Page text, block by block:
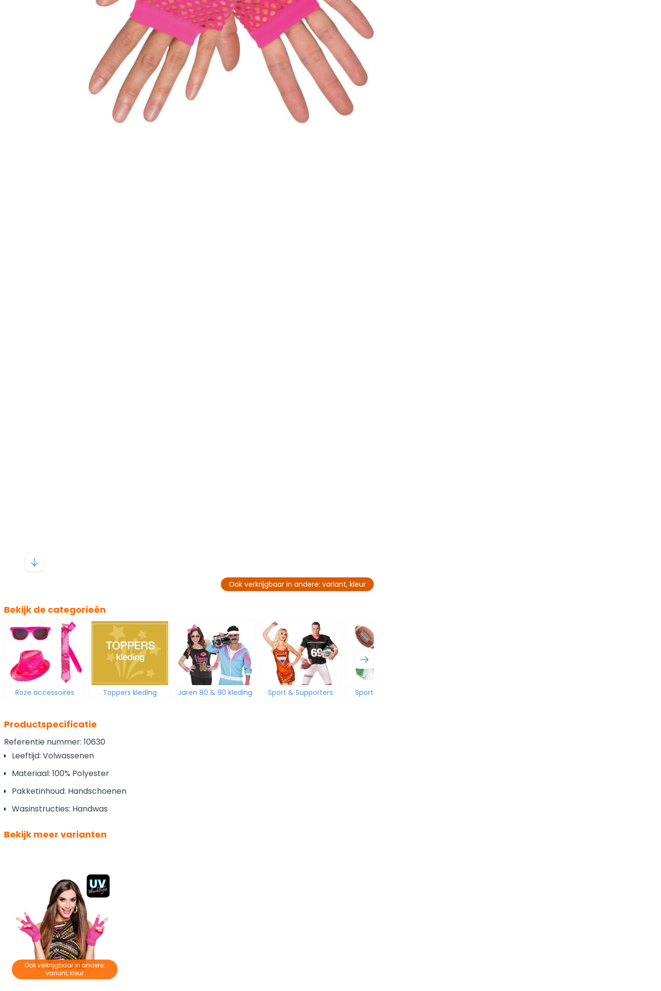
Ook verkrijgbaar in andere: variant, kleur
Bekijk de categorieën
Roze accessoires Toppers kleding Jaren 80 & 90 kleding Sport & Supporters Sport accessoires
Productspecificatie
Referentie nummer: 10630
Leeftijd: Volwassenen
Materiaal: 100% Polyester
Pakketinhoud: Handschoenen
Wasinstructies: Handwas
Bekijk meer varianten
Ook verkrijgbaar in andere:
variant, kleur